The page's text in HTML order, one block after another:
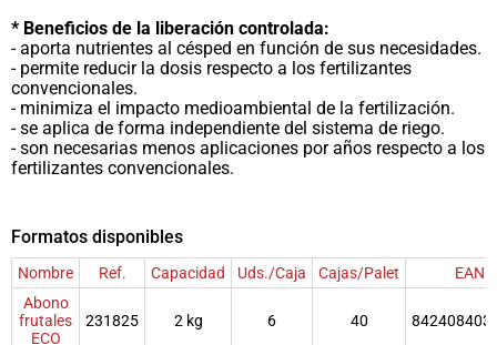
* Beneficios de la liberación controlada:
- aporta nutrientes al césped en función de sus necesidades.
- permite reducir la dosis respecto a los fertilizantes
convencionales.
- minimiza el impacto medioambiental de la fertilización.
- se aplica de forma independiente del sistema de riego.
- son necesarias menos aplicaciones por años respecto a los
fertilizantes convencionales.
Formatos disponibles
Nombre Ref. Capacidad Uds./Caja Cajas/Palet
EAN
Abono
frutales
ECO
231825 2 kg 6 40